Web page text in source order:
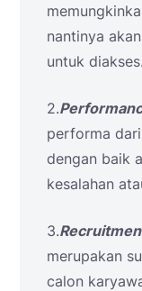
nantinya
untuk diakses.
2.
performa
dengan baik
kesalahan
3.
merupakan
calon